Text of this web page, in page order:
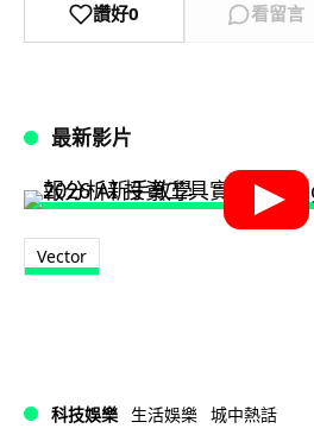
讚好0 看留言
最新影片
Vector
科技娛樂 生活娛樂 城中熱話